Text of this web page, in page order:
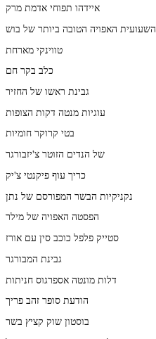
איידהו תפוחי אדמת מרק
השעועית האפויה הטובה ביותר של בוש
טווינקי מארחת
כלב בקר חם
גבינת ראשו של החזיר
עוגיות מנטה דקות הצופות
בטי קרוקר חומיות
של הנדים הזוטר צ'יזבורגר
כריך עוף פיקנטי צ'יק
נקניקיות הבשר המפורסם של נתן
הפסטה האפויה של מילר
סטייק פלפל כוכב סין עם אורז
גבינת המבורגר
דלות מונטה אספרגוס חניתות
הודעת סופר זהב פריך
בוסטון שוק קציץ בשר